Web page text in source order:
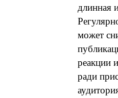
длинная
может
реакции
ради